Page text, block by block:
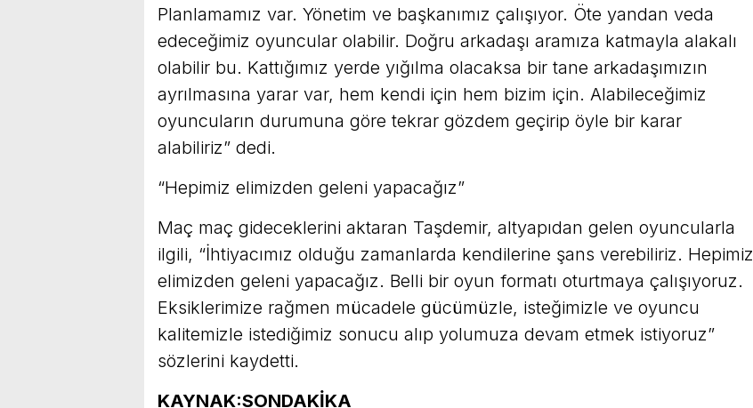
Planlamamız var. Yönetim ve başkanımız çalışıyor. Öte yandan veda
edeceğimiz oyuncular olabilir. Doğru arkadaşı aramıza katmayla alakalı
olabilir bu. Kattığımız yerde yığılma olacaksa bir tane arkadaşımızın
ayrılmasına yarar var, hem kendi için hem bizim için. Alabileceğimiz
oyuncuların durumuna göre tekrar gözdem geçirip öyle bir karar
alabiliriz” dedi.
“Hepimiz elimizden geleni yapacağız”
Maç maç gideceklerini aktaran Taşdemir, altyapıdan gelen oyuncularla
ilgili, “İhtiyacımız olduğu zamanlarda kendilerine şans verebiliriz. Hepimiz
elimizden geleni yapacağız. Belli bir oyun formatı oturtmaya çalışıyoruz.
Eksiklerimize rağmen mücadele gücümüzle, isteğimizle ve oyuncu
kalitemizle istediğimiz sonucu alıp yolumuza devam etmek istiyoruz”
sözlerini kaydetti.
KAYNAK:SONDAKİKA